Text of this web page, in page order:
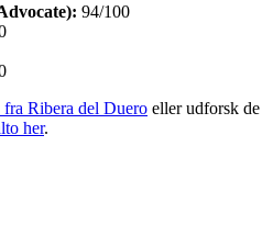
94/100
Ribera del Duero eller udforsk de
her.